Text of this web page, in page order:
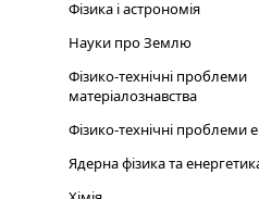
Фізика і астрономія
Науки про Землю
Фізико-технічні проблеми
матеріалознавства
Фізико-технічні проблеми
Ядерна фізика та